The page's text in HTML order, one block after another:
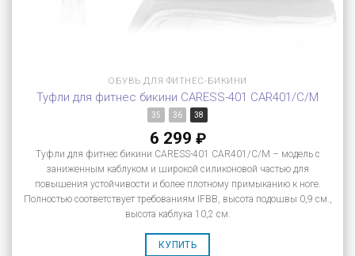
ОБУВЬ ДЛЯ ФИТНЕС-БИКИНИ
Туфли для фитнес бикини CARESS-401 CAR401/C/M
35 36 38
6 299 ₽
Туфли для фитнес бикини CARESS-401 CAR401/C/M – модель с
заниженным каблуком и широкой силиконовой частью для
повышения устойчивости и более плотному примыканию к ноге.
Полностью соответствует требованиям IFBB, высота подошвы 0,9 см.,
высота каблука 10,2 см.
КУПИТЬ